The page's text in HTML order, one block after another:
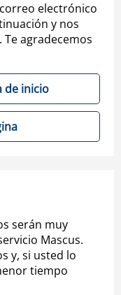
electrónico
y nos
agradecemos
de inicio
serán muy
Mascus.
y, si usted lo
tiempo